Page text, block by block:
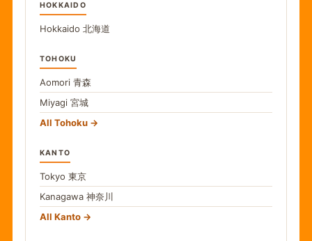
HOKKAIDO
Hokkaido 北海道
TOHOKU
Aomori 青森
Miyagi 宮城
All Tohoku
KANTO
Tokyo 東京
Kanagawa 神奈川
All Kanto